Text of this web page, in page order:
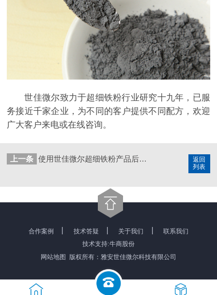
世佳微尔致力于超细铁粉行业研究十九年，已服
务接近千家企业，为不同的客户提供不同配方，欢迎
广大客户来电或在线咨询。
返回
列表
上一条 使用世佳微尔超细铁粉产品后在耐磨性和锋利度之间有了良好的契合
合作案例 技术答疑 关于我们
联系我们
技术支持:牛商股份
网站地图 版权所有：雅安世佳微尔科技有限公司